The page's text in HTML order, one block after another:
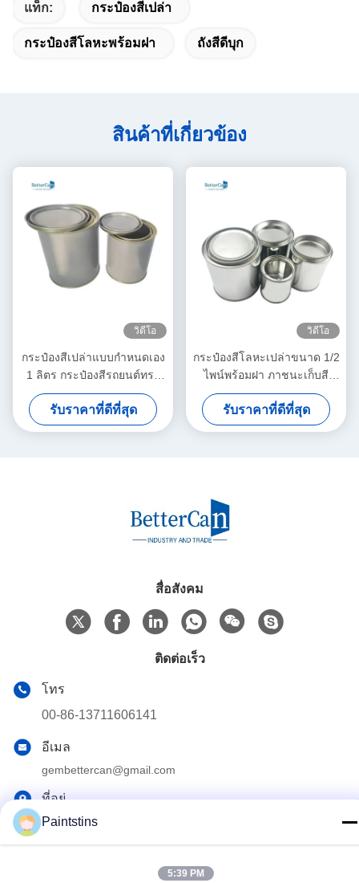
แท็ก: กระป๋องสีเปล่า
กระป๋องสีโลหะพร้อมฝา ถังสีดีบุก
สินค้าที่เกี่ยวข้อง
วิดีโอ
กระป๋องสีเปล่าแบบกำหนดเอง
1 ลิตร กระป๋องสีรถยนต์ทรง
กลมพร้อมฝาสามชั้นแน่น
รับราคาที่ดีที่สุด
วิดีโอ
กระป๋องสีโลหะเปล่าขนาด 1/2
ไพน์พร้อมฝา ภาชนะเก็บสี
สำหรับสีที่เหลือ
รับราคาที่ดีที่สุด
สื่อสังคม
ติดต่อเร็ว
โทร
00-86-13711606141
อีเมล
gembettercan@gmail.com
ที่อยู่
ถนน Huacheng เขต Huadu เมืองกวางโจว จังหวัดกวางดง
Paintstins
5:39 PM